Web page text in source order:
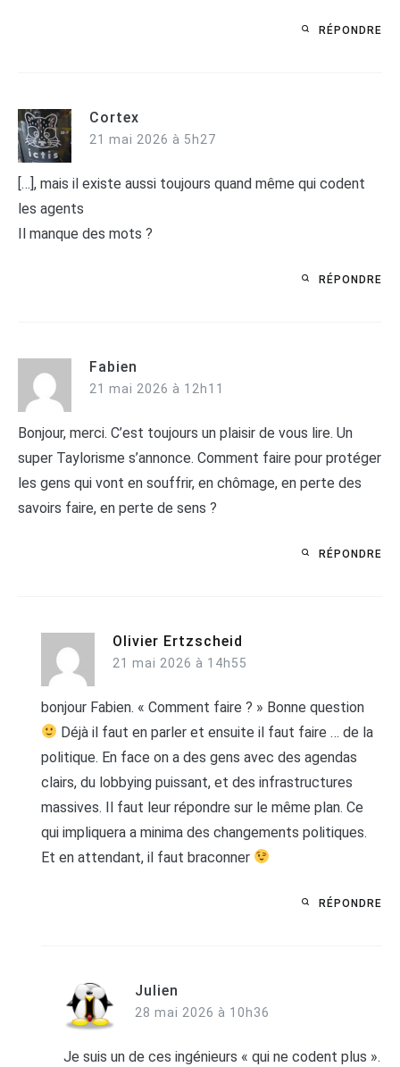
RÉPONDRE
Cortex
21 mai 2026 à 5h27
[…], mais il existe aussi toujours quand même qui codent
les agents
Il manque des mots ?
RÉPONDRE
Fabien
21 mai 2026 à 12h11
Bonjour, merci. C’est toujours un plaisir de vous lire. Un
super Taylorisme s’annonce. Comment faire pour protéger
les gens qui vont en souffrir, en chômage, en perte des
savoirs faire, en perte de sens ?
RÉPONDRE
Olivier Ertzscheid
21 mai 2026 à 14h55
bonjour Fabien. « Comment faire ? » Bonne question
Déjà il faut en parler et ensuite il faut faire … de la
politique. En face on a des gens avec des agendas
clairs, du lobbying puissant, et des infrastructures
massives. Il faut leur répondre sur le même plan. Ce
qui impliquera a minima des changements politiques.
Et en attendant, il faut braconner
RÉPONDRE
Julien
28 mai 2026 à 10h36
Je suis un de ces ingénieurs « qui ne codent plus ».